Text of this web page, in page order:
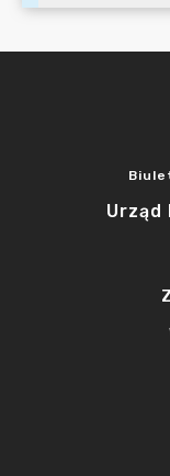
Urząd